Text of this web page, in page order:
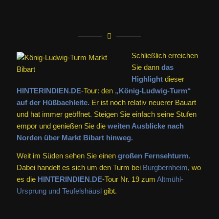
Schließlich erreichen
Sie dann das
Highlightdieser
HINTERINDIEN.DE-Tour: den „König-Ludwig-Turm“
auf der Hüßbachleite. Er ist noch relativ neuerer Bauart
und hat immer geöffnet. Steigen Sie einfach seine Stufen
empor und genießen Sie die weiten Ausblicke nach
Norden über Markt Bibarthinweg.
Weit im Süden sehen Sie einen großen Fernsehturm.
Dabei handelt es sich um den Turm bei Burgbernheim, wo
es die HINTERINDIEN.DE-Tour Nr. 19 zum Altmühl-
Ursprung und Teufelshäuslgibt.